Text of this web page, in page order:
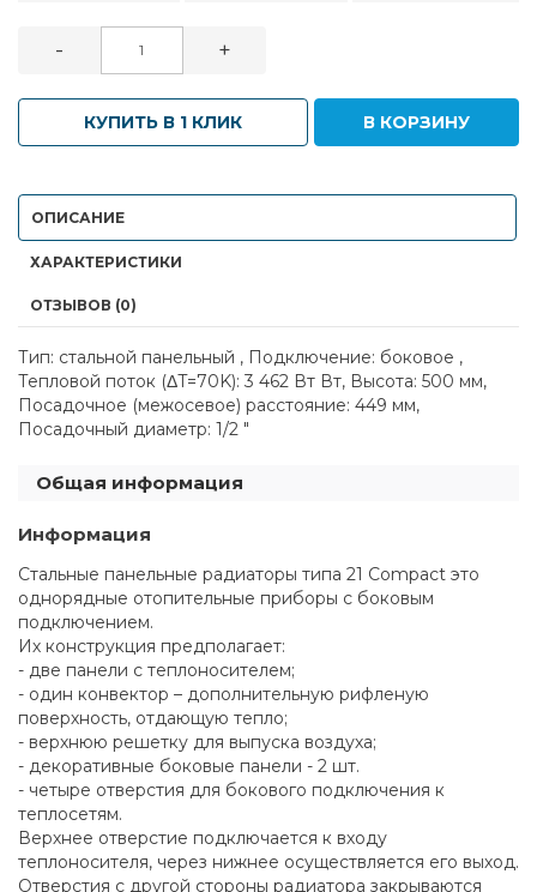
- +
КУПИТЬ В 1 КЛИК В КОРЗИНУ
ОПИСАНИЕ
ХАРАКТЕРИСТИКИ
ОТЗЫВОВ (0)
Тип: стальной панельный , Подключение: боковое ,
Тепловой поток (ΔT=70K): 3 462 Вт Вт, Высота: 500 мм,
Посадочное (межосевое) расстояние: 449 мм,
Посадочный диаметр: 1/2 "
Общая информация
Информация
Стальные панельные радиаторы типа 21 Compact это
однорядные отопительные приборы с боковым
подключением.
Их конструкция предполагает:
- две панели с теплоносителем;
- один конвектор – дополнительную рифленую
поверхность, отдающую тепло;
- верхнюю решетку для выпуска воздуха;
- декоративные боковые панели - 2 шт.
- четыре отверстия для бокового подключения к
теплосетям.
Верхнее отверстие подключается к входу
теплоносителя, через нижнее осуществляется его выход.
Отверстия с другой стороны радиатора закрываются